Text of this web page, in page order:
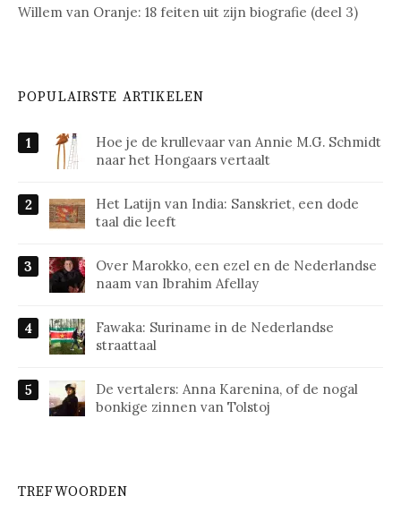
Willem van Oranje: 18 feiten uit zijn biografie (deel 3)
POPULAIRSTE ARTIKELEN
Hoe je de krullevaar van Annie M.G. Schmidt
naar het Hongaars vertaalt
Het Latijn van India: Sanskriet, een dode
taal die leeft
Over Marokko, een ezel en de Nederlandse
naam van Ibrahim Afellay
Fawaka: Suriname in de Nederlandse
straattaal
De vertalers: Anna Karenina, of de nogal
bonkige zinnen van Tolstoj
TREFWOORDEN